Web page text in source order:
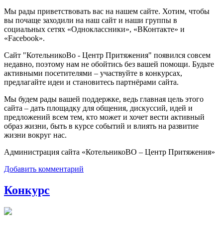
Мы рады приветствовать вас на нашем сайте. Хотим, чтобы
вы почаще заходили на наш сайт и наши группы в
социальных сетях «Одноклассники», «ВКонтакте» и
«Facebook».
Сайт "КотельникоВо - Центр Притяжения" появился совсем
недавно, поэтому нам не обойтись без вашей помощи. Будьте
активными посетителями – участвуйте в конкурсах,
предлагайте идеи и становитесь партнёрами сайта.
Мы будем рады вашей поддержке, ведь главная цель этого
сайта – дать площадку для общения, дискуссий, идей и
предложений всем тем, кто может и хочет вести активный
образ жизни, быть в курсе событий и влиять на развитие
жизни вокруг нас.
Администрация сайта «КотельникоВО – Центр Притяжения»
Добавить комментарий
Конкурс